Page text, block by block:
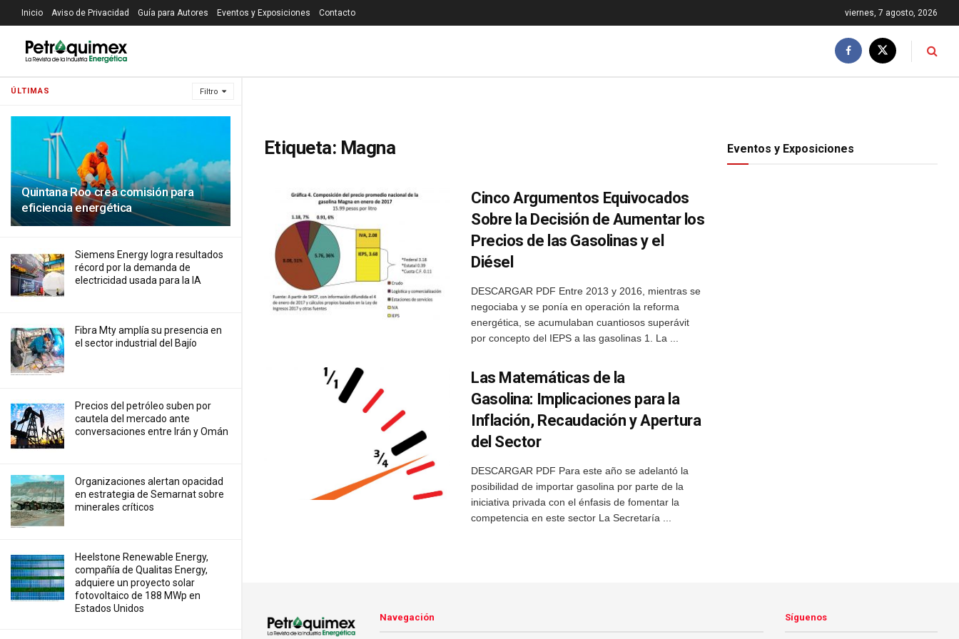
ÚLTIMAS Filtro
Quintana Roo crea comisión para
eficiencia energética
Siemens Energy logra resultados
récord por la demanda de
electricidad usada para la IA
Fibra Mty amplía su presencia en
el sector industrial del Bajío
Precios ⁠del petróleo suben por
cautela del mercado ante
conversaciones entre Irán y Omán
Organizaciones alertan opacidad
en estrategia de Semarnat sobre
minerales críticos
Heelstone Renewable Energy,
compañía de Qualitas Energy,
adquiere un proyecto solar
fotovoltaico de 188 MWp en
Estados Unidos
Inicio Aviso de Privacidad Guía para Autores Eventos y Exposiciones Contacto viernes, 7 agosto, 2026
Etiqueta: Magna
Cinco Argumentos Equivocados
Sobre la Decisión de Aumentar los
Precios de las Gasolinas y el
Diésel
DESCARGAR PDF Entre 2013 y 2016, mientras se
negociaba y se ponía en operación la reforma
energética, se acumulaban cuantiosos superávit
por concepto del IEPS a las gasolinas 1. La ...
Las Matemáticas de la
Gasolina: Implicaciones para la
Inflación, Recaudación y Apertura
del Sector
DESCARGAR PDF Para este año se adelantó la
posibilidad de importar gasolina por parte de la
iniciativa privada con el énfasis de fomentar la
competencia en este sector La Secretaría ...
Eventos y Exposiciones
Navegación Síguenos